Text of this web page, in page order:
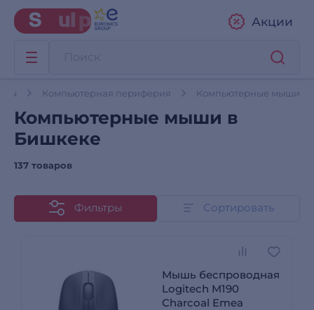
Акции
Компьютерная периферия Компьютерные мыши
Компьютерные мыши в
Бишкеке
137 товаров
Фильтры Сортировать
Мышь беспроводная
Logitech M190
Charcoal Emea